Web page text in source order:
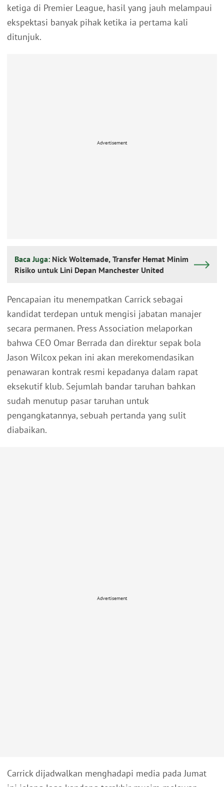
ketiga di Premier League, hasil yang jauh melampaui
ekspektasi banyak pihak ketika ia pertama kali
ditunjuk.
Advertisement
Baca Juga: Nick Woltemade, Transfer Hemat Minim
Risiko untuk Lini Depan Manchester United
Pencapaian itu menempatkan Carrick sebagai
kandidat terdepan untuk mengisi jabatan manajer
secara permanen. Press Association melaporkan
bahwa CEO Omar Berrada dan direktur sepak bola
Jason Wilcox pekan ini akan merekomendasikan
penawaran kontrak resmi kepadanya dalam rapat
eksekutif klub. Sejumlah bandar taruhan bahkan
sudah menutup pasar taruhan untuk
pengangkatannya, sebuah pertanda yang sulit
diabaikan.
Advertisement
Carrick dijadwalkan menghadapi media pada Jumat